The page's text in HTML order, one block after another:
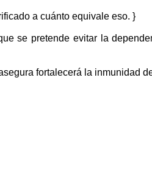
a cuánto equivale eso. }
se pretende evitar la
fortalecerá la inmunidad